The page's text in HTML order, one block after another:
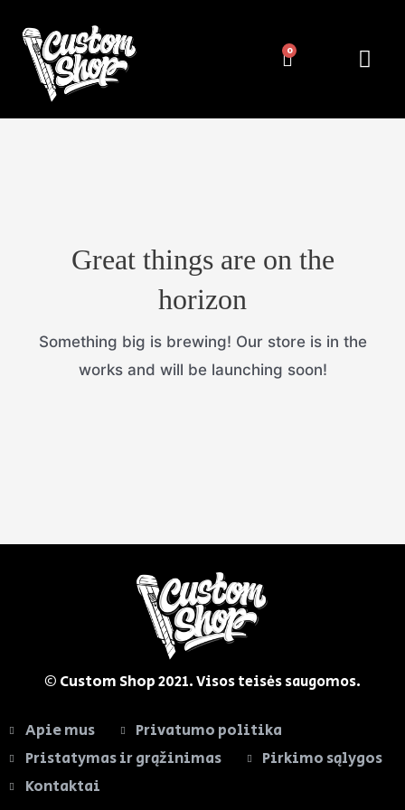
prie
turinio
Cart
Great things are on the
horizon
Something big is brewing! Our store is in the
works and will be launching soon!
© Custom Shop2021. Visos teisės saugomos.
Apie mus
Privatumo politika
Pristatymas ir grąžinimas
Pirkimo sąlygos
Kontaktai